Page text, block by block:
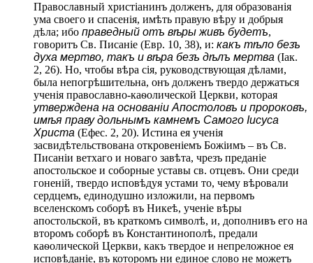
Православный христіанинъ долженъ, для образованія
ума своего и спасенія, имѣть правую вѣру и добрыя
дѣла; ибо праведный отъ вѣры живъ будетъ,
говоритъ Св. Писаніе (Евр. 10, 38), и: какъ тѣло безъ
духа мертво, такъ и вѣра безъ дѣлъ мертва (Іак.
2, 26). Но, чтобы вѣра сія, руководствующая дѣлами,
была непогрѣшительна, онъ долженъ твердо держаться
ученія православно-каѳолической Церкви, которая
утверждена на основаніи Апостоловъ и пророковъ,
имѣя праву дольнымъ камнемъ Самого Іисуса
Христа (Ефес. 2, 20). Истина ея ученія
засвидѣтельствована откровеніемъ Божіимъ – въ Св.
Писаніи ветхаго и новаго завѣта, чрезъ преданіе
апостольское и соборные уставы св. отцевъ. Они среди
гоненій, твердо исповѣдуя устами то, чему вѣровали
сердцемъ, единодушно изложили, на первомъ
вселенскомъ соборѣ въ Никеѣ, ученіе вѣры
апостольской, въ краткомъ символѣ, и, дополнивъ его на
второмъ соборѣ въ Константинополѣ, предали
каѳолической Церкви, какъ твердое и непреложное ея
исповѣданіе, въ которомъ ни единое слово не можетъ